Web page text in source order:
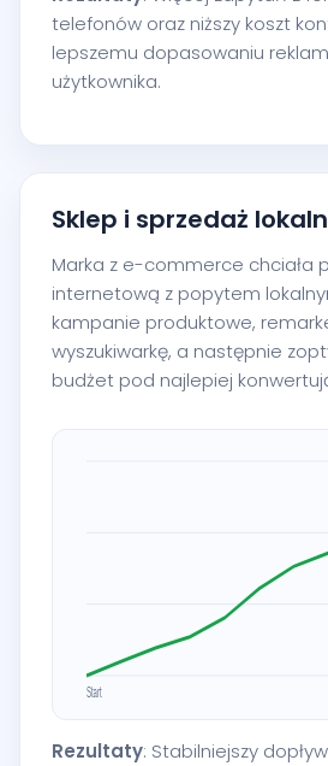
telefonów oraz niższy koszt
lepszemu dopasowaniu
użytkownika.
Sklep i sprzedaż
Marka z e-commerce chciała
internetową z popytem
kampanie produktowe,
wyszukiwarkę, a następnie
budżet pod najlepiej
Rezultaty: Stabilniejszy